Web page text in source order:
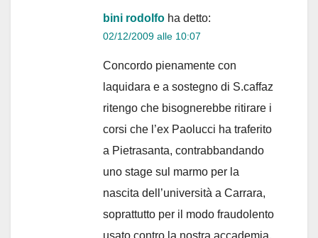
bini rodolfo ha detto:
02/12/2009 alle 10:07
Concordo pienamente con
laquidara e a sostegno di S.caffaz
ritengo che bisognerebbe ritirare i
corsi che l’ex Paolucci ha traferito
a Pietrasanta, contrabbandando
uno stage sul marmo per la
nascita dell’università a Carrara,
soprattutto per il modo fraudolento